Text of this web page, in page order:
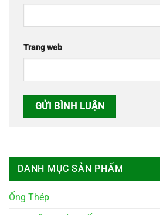
DANH MỤC SẢN PHẨM
Ống Thép
Trang web